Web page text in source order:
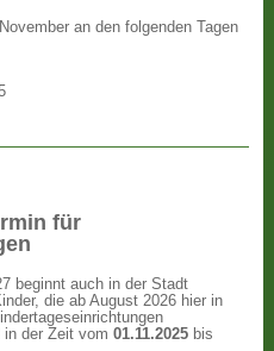
an den folgenden Tagen
für
beginnt auch in der Stadt
die ab August 2026 hier in
in der Zeit vom01.11.2025 bis